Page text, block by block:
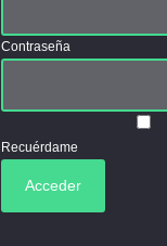
Contraseña
Recuérdame